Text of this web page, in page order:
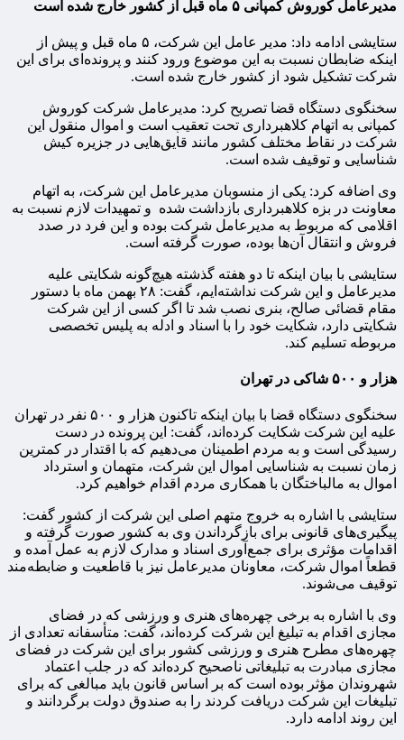
مدیرعامل کوروش کمپانی ۵ ماه قبل از کشور خارج شده است
ستایشی ادامه داد: مدیر عامل این شرکت، ۵ ماه قبل و پیش از
اینکه ضابطان نسبت به این موضوع ورود کنند و پرونده‌ای برای این
شرکت تشکیل شود از کشور خارج شده است.
سخنگوی دستگاه قضا تصریح کرد: مدیرعامل شرکت کوروش
کمپانی به اتهام کلاهبرداری تحت تعقیب است و اموال منقول این
شرکت در نقاط مختلف کشور مانند قایق‌هایی در جزیره کیش
شناسایی و توقیف شده است.
وی اضافه کرد: یکی از منسوبان مدیرعامل این شرکت، به اتهام
معاونت در بزه کلاهبرداری بازداشت شده و تمهیدات لازم نسبت به
اقلامی که مربوط به مدیرعامل شرکت بوده و این فرد در صدد
فروش و انتقال آن‌ها بوده، صورت گرفته است.
ستایشی با بیان اینکه تا دو هفته گذشته هیچ‌گونه شکایتی علیه
مدیرعامل و این شرکت نداشته‌ایم، گفت: ۲۸ بهمن ماه با دستور
مقام قضائی صالح، بنری نصب شد تا اگر کسی از این شرکت
شکایتی دارد، شکایت خود را با اسناد و ادله به پلیس تخصصی
مربوطه تسلیم کند.
هزار و ۵۰۰ شاکی در تهران
سخنگوی دستگاه قضا با بیان اینکه تاکنون هزار و ۵۰۰ نفر در تهران
علیه این شرکت شکایت کرده‌اند، گفت: این پرونده در دست
رسیدگی است و به مردم اطمینان می‌دهیم که با اقتدار در کمترین
زمان نسبت به شناسایی اموال این شرکت، متهمان و استرداد
اموال به مالباختگان با همکاری مردم اقدام خواهیم کرد.
ستایشی با اشاره به خروج متهم اصلی این شرکت از کشور گفت:
پیگیری‌های قانونی برای بازگرداندن وی به کشور صورت گرفته و
اقدامات مؤثری برای جمع‌آوری اسناد و مدارک لازم به عمل آمده و
قطعاً اموال شرکت، معاونان مدیرعامل نیز با قاطعیت و ضابطه‌مند
توقیف می‌شوند.
وی با اشاره به برخی چهره‌های هنری و ورزشی که در فضای
مجازی اقدام به تبلیغ این شرکت کرده‌اند، گفت: متأسفانه تعدادی از
چهره‌های مطرح هنری و ورزشی کشور برای این شرکت در فضای
مجازی مبادرت به تبلیغاتی ناصحیح کرده‌اند که در جلب اعتماد
شهروندان مؤثر بوده است که بر اساس قانون باید مبالغی که برای
تبلیغات این شرکت دریافت کردند را به صندوق دولت برگردانند و
این روند ادامه دارد.